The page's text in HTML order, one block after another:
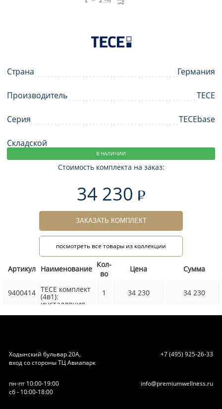
Страна Германия
Производитель TECE
Серия TECEbase
Складской
В НАЛИЧИИ
Стоимость комплекта на заказ:
34 230
ЗАКАЗАТЬ КОМПЛЕКТ
посмотреть все товары из коллекции
Артикул Наименование Кол-
во
Цена Сумма
9400414 TECE комплект
(4в1):
инсталляция
9240407
черный матов
1 34 230 34 230
Ходынский бульвар 20А,
вход со стороны ТЦ Авиапарк
+7 (495) 925-26-33
пн-пт 10:00-19:00
сб - 10:00-18:00
info@premiumwellness.ru